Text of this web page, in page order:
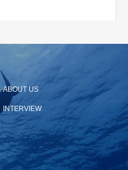
ABOUT US
INTERVIEW